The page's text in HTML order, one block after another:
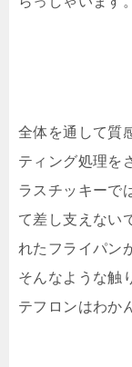
全体を通して質
ティング処理を
ラスチッキーで
て差し支えない
れたフライパン
そんなような触
テフロンはわか